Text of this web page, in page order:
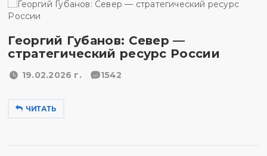
Георгий Губанов: Север —
стратегический ресурс России
19.02.2026 г. 1542
ЧИТАТЬ